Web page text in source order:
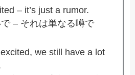
– it’s just a rumor.
で – それは単なる噂で
we still have a lot